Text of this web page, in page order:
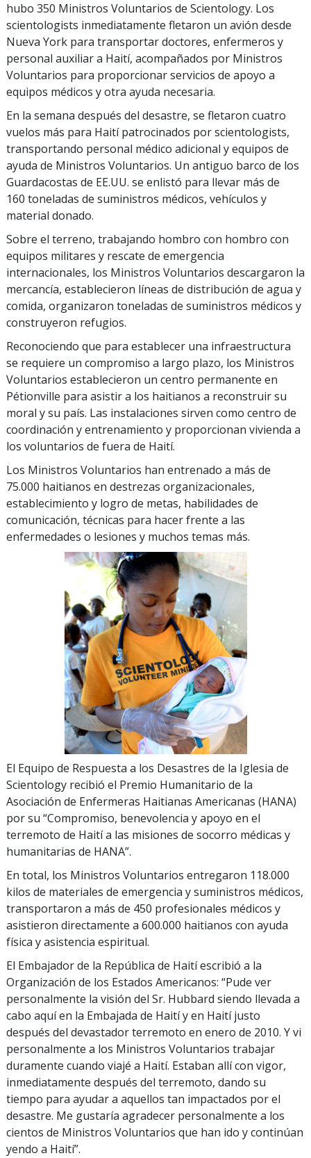
hubo 350 Ministros Voluntarios de Scientology. Los
scientologists inmediatamente fletaron un avión desde
Nueva York para transportar doctores, enfermeros y
personal auxiliar a Haití, acompañados por Ministros
Voluntarios para proporcionar servicios de apoyo a
equipos médicos y otra ayuda necesaria.
En la semana después del desastre, se fletaron cuatro
vuelos más para Haití patrocinados por scientologists,
transportando personal médico adicional y equipos de
ayuda de Ministros Voluntarios. Un antiguo barco de los
Guardacostas de EE.UU. se enlistó para llevar más de
160 toneladas de suministros médicos, vehículos y
material donado.
Sobre el terreno, trabajando hombro con hombro con
equipos militares y rescate de emergencia
internacionales, los Ministros Voluntarios descargaron la
mercancía, establecieron líneas de distribución de agua y
comida, organizaron toneladas de suministros médicos y
construyeron refugios.
Reconociendo que para establecer una infraestructura
se requiere un compromiso a largo plazo, los Ministros
Voluntarios establecieron un centro permanente en
Pétionville para asistir a los haitianos a reconstruir su
moral y su país. Las instalaciones sirven como centro de
coordinación y entrenamiento y proporcionan vivienda a
los voluntarios de fuera de Haití.
Los Ministros Voluntarios han entrenado a más de
75.000 haitianos en destrezas organizacionales,
establecimiento y logro de metas, habilidades de
comunicación, técnicas para hacer frente a las
enfermedades o lesiones y muchos temas más.
El Equipo de Respuesta a los Desastres de la Iglesia de
Scientology recibió el Premio Humanitario de la
Asociación de Enfermeras Haitianas Americanas (HANA)
por su “Compromiso, benevolencia y apoyo en el
terremoto de Haití a las misiones de socorro médicas y
humanitarias de HANA”.
En total, los Ministros Voluntarios entregaron 118.000
kilos de materiales de emergencia y suministros médicos,
transportaron a más de 450 profesionales médicos y
asistieron directamente a 600.000 haitianos con ayuda
física y asistencia espiritual.
El Embajador de la República de Haití escribió a la
Organización de los Estados Americanos: “Pude ver
personalmente la visión del Sr. Hubbard siendo llevada a
cabo aquí en la Embajada de Haití y en Haití justo
después del devastador terremoto en enero de 2010. Y vi
personalmente a los Ministros Voluntarios trabajar
duramente cuando viajé a Haití. Estaban allí con vigor,
inmediatamente después del terremoto, dando su
tiempo para ayudar a aquellos tan impactados por el
desastre. Me gustaría agradecer personalmente a los
cientos de Ministros Voluntarios que han ido y continúan
yendo a Haití”.